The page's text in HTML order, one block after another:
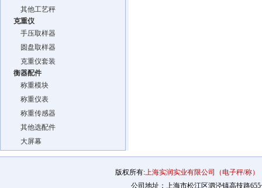
其他工艺秤
克重仪
手压取样器
圆盘取样器
克重仪套装
衡器配件
称重模块
称重仪表
称重传感器
其他选配件
大屏幕
版权所有:上海实润实业有限公司（电子秤/称）
公司地址：上海市松江区泗泾镇高技路655